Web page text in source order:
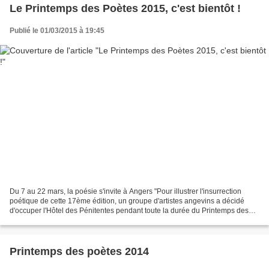
Le Printemps des Poètes 2015, c'est bientôt !
Publié le 01/03/2015 à 19:45
Du 7 au 22 mars, la poésie s'invite à Angers "Pour illustrer l'insurrection
poétique de cette 17ème édition, un groupe d'artistes angevins a décidé
d'occuper l'Hôtel des Pénitentes pendant toute la durée du Printemps des
Printemps des poètes 2014